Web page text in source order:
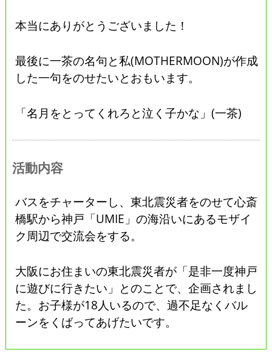
本当にありがとうございました！
最後に一茶の名句と私(MOTHERMOON)が作成
した一句をのせたいとおもいます。
「名月をとってくれろと泣く子かな」(一茶)
活動内容
バスをチャーターし、東北震災者をのせて心斎
橋駅から神戸「UMIE」の海沿いにあるモザイ
ク周辺で交流会をする。
大阪にお住まいの東北震災者が「是非一度神戸
に遊びに行きたい」とのことで、企画されまし
た。お子様が18人いるので、過不足なくバル
ーンをくばってあげたいです。